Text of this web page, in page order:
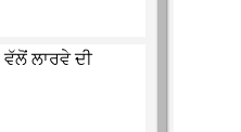
ਵੱਲੋਂ ਲਾਰਵੇ ਦੀ